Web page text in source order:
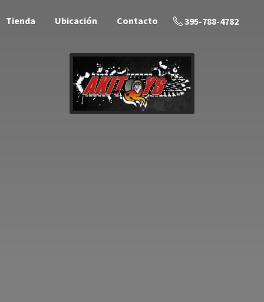
Tienda Ubicación Contacto 395-788-4782